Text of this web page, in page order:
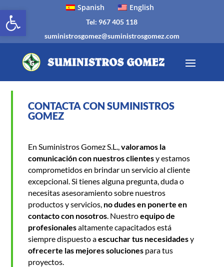
Abrir barra de herramientas
Spanish English
Tel: 967 405 118
suministrosgomez@suministrosgomez.com
CONTACTA CON SUMINISTROS
GOMEZ
En Suministros Gomez S.L.,valoramos la
comunicación con nuestros clientesy estamos
comprometidos en brindar un servicio al cliente
excepcional. Si tienes alguna pregunta, duda o
necesitas asesoramiento sobre nuestros
productos y servicios, no dudes en ponerte en
contacto con nosotros . Nuestroequipo de
profesionalesaltamente capacitados está
siempre dispuesto aescuchar tus necesidadesy
ofrecerte las mejores soluciones para tus
proyectos.